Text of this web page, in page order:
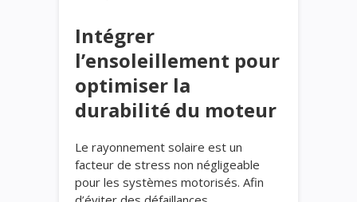
Intégrer
l’ensoleillement pour
optimiser la
durabilité du moteur
Le rayonnement solaire est un
facteur de stress non négligeable
pour les systèmes motorisés. Afin